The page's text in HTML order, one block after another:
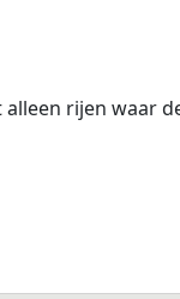
rijen waar